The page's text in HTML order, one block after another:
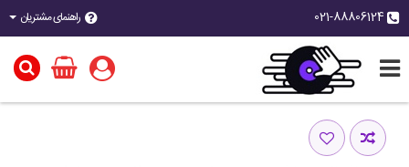
021-88806124 راهنمای مشتریان